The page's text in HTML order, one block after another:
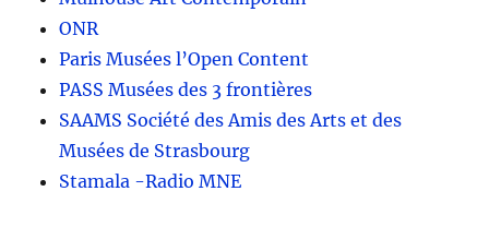
ONR
Paris Musées l’Open Content
PASS Musées des 3 frontières
SAAMS Société des Amis des Arts et des
Musées de Strasbourg
Stamala -Radio MNE